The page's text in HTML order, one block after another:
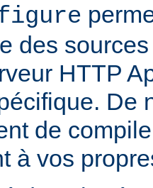
des
HTTP
De
de
à vos